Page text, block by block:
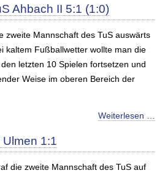
Ahbach II 5:1 (1:0)
zweite Mannschaft des TuS auswärts
kaltem Fußballwetter wollte man die
letzten 10 Spielen fortsetzen und
Weise im oberen Bereich der
Weiterlesen …
1:1
die zweite Mannschaft des TuS auf